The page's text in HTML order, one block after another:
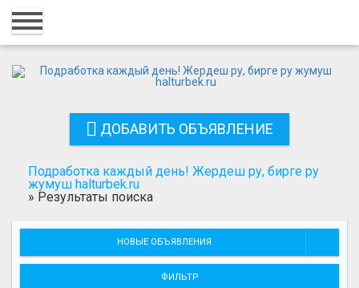
Главная
Добавить объявление
Поиск
ДОБАВИТЬ ОБЪЯВЛЕНИЕ
Подработка каждый день! Жердеш ру, бирге ру
жумуш halturbek.ru
» Результаты поиска
НОВЫЕ ОБЪЯВЛЕНИЯ
ФИЛЬТР